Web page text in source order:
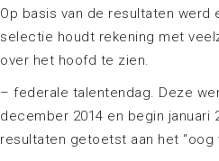
Op basis van de resultaten
selectie houdt rekening met
over het hoofd te zien.
– federale talentendag. Deze
december 2014 en begin januari
resultaten getoetst aan het “oog